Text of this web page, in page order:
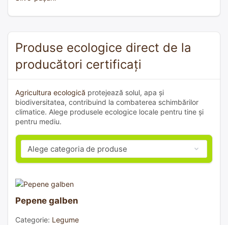
Produse ecologice direct de la
producători certificați
Agricultura ecologică protejează solul, apa și
biodiversitatea, contribuind la combaterea schimbărilor
climatice. Alege produsele ecologice locale pentru tine și
pentru mediu.
Pepene galben
Categorie: Legume